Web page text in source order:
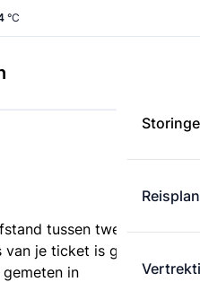
°C
tussen twee
je ticket is gebaseerd
in